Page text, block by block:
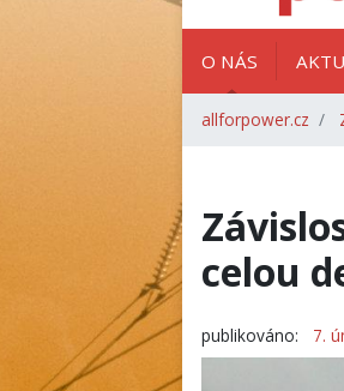
O NÁS
allforpower.cz
celou
publikováno: 7.